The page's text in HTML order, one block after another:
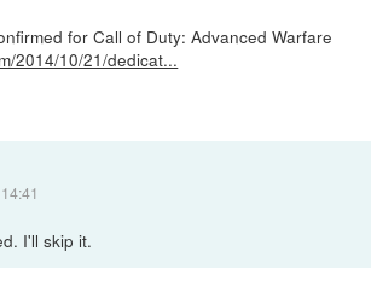
for Call of Duty: Advanced Warfare
2014/10/21/dedicat...
I'll skip it.